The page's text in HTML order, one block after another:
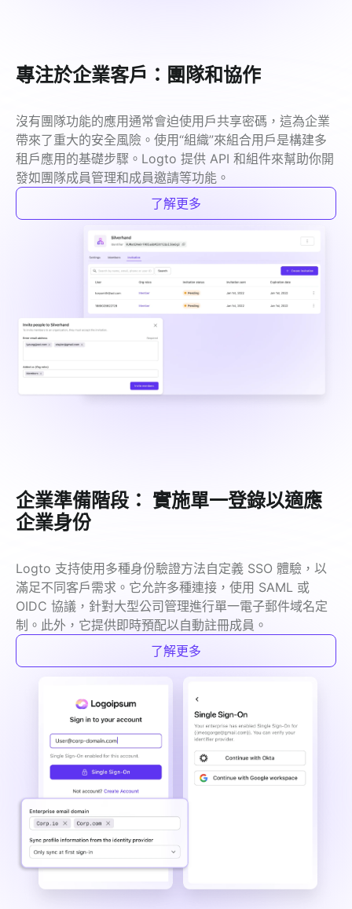
專注於企業客戶：團隊和協作
沒有團隊功能的應用通常會迫使用戶共享密碼，這為企業
帶來了重大的安全風險。使用“組織”來組合用戶是構建多
租戶應用的基礎步驟。Logto 提供 API 和組件來幫助你開
發如團隊成員管理和成員邀請等功能。
了解更多
企業準備階段： 實施單一登錄以適應
企業身份
Logto 支持使用多種身份驗證方法自定義 SSO 體驗，以
滿足不同客戶需求。它允許多種連接，使用 SAML 或
OIDC 協議，針對大型公司管理進行單一電子郵件域名定
制。此外，它提供即時預配以自動註冊成員。
了解更多